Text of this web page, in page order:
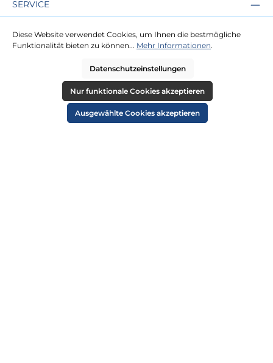
SERVICE
Lieferung
Zahlung
RECHTLICHES
Diese Website verwendet Cookies, um Ihnen die bestmögliche
Funktionalität bieten zu können... Mehr Informationen.
Datenschutzeinstellungen
Nur funktionale Cookies akzeptieren
Ausgewählte Cookies akzeptieren